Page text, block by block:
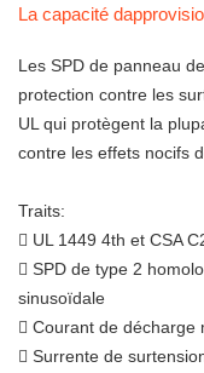
La capacité
Les SPD de panneau
protection contre les
UL qui protègent la
contre les effets nocifs
Traits:
 UL 1449 4th et CSA
 SPD de type 2
sinusoïdale
 Courant de décharge
 Surrente de